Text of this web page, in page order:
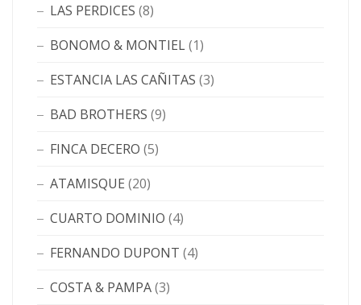
LAS PERDICES (8)
BONOMO & MONTIEL(1)
ESTANCIA LAS CAÑITAS (3)
BAD BROTHERS (9)
FINCA DECERO (5)
ATAMISQUE (20)
CUARTO DOMINIO (4)
FERNANDO DUPONT (4)
COSTA & PAMPA(3)